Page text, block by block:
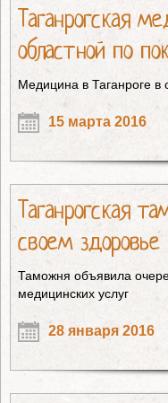
Таганрогская
областной по
Медицина в Таганроге в
15 марта 2016
Таганрогская
своем здоровье
Таможня объявила
медицинских услуг
28 января 2016